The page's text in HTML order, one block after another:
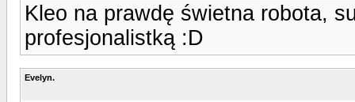
Kleo na prawdę świetna robota,
profesjonalistką :D
Evelyn.